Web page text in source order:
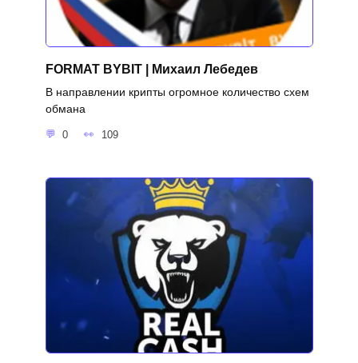
FORMAT BYBIT | Михаил Лебедев
В направлении крипты огромное количество схем
обмана
0 109